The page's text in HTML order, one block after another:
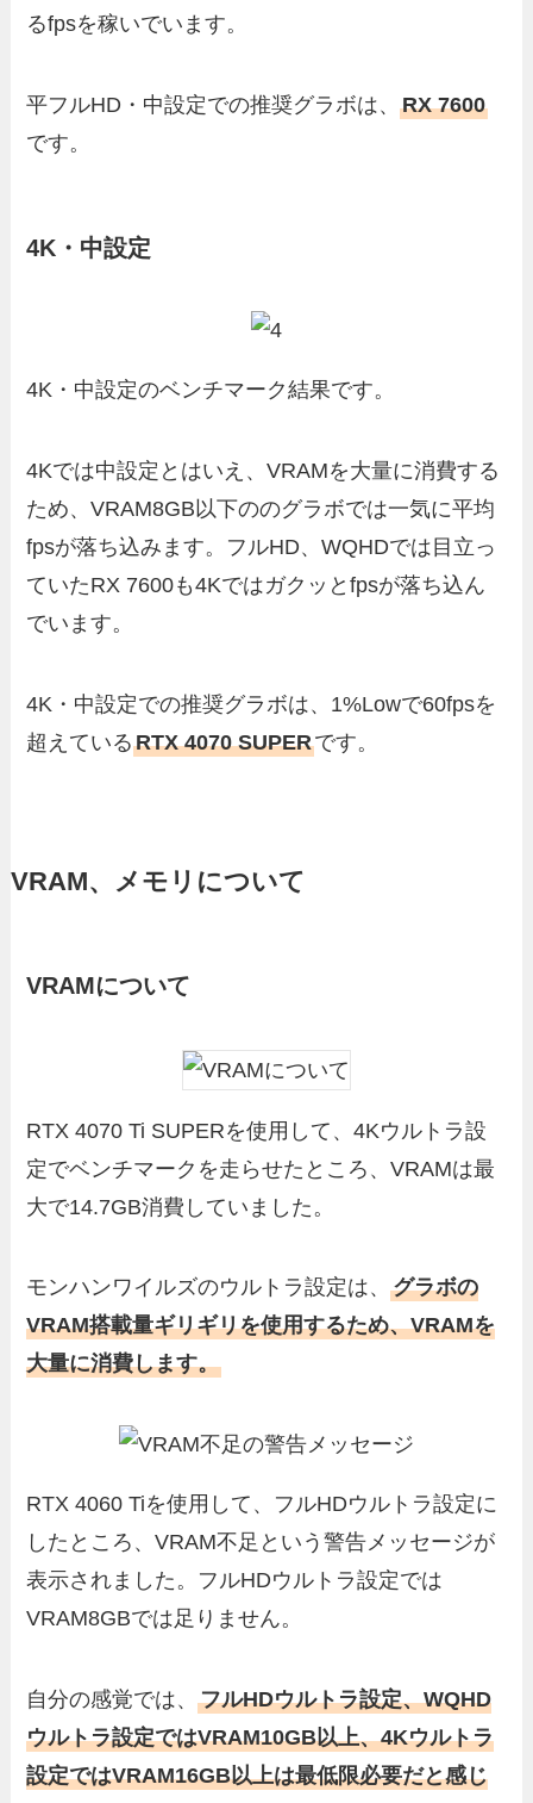
るfpsを稼いでいます。
平フルHD・中設定での推奨グラボは、RX 7600
です。
4K・中設定
4K・中設定のベンチマーク結果です。
4Kでは中設定とはいえ、VRAMを大量に消費する
ため、VRAM8GB以下ののグラボでは一気に平均
fpsが落ち込みます。フルHD、WQHDでは目立っ
ていたRX 7600も4Kではガクッとfpsが落ち込ん
でいます。
4K・中設定での推奨グラボは、1%Lowで60fpsを
超えているRTX 4070 SUPERです。
VRAM、メモリについて
VRAMについて
RTX 4070 Ti SUPERを使用して、4Kウルトラ設
定でベンチマークを走らせたところ、VRAMは最
大で14.7GB消費していました。
モンハンワイルズのウルトラ設定は、グラボの
VRAM搭載量ギリギリを使用するため、VRAMを
大量に消費します。
RTX 4060 Tiを使用して、フルHDウルトラ設定に
したところ、VRAM不足という警告メッセージが
表示されました。フルHDウルトラ設定では
VRAM8GBでは足りません。
自分の感覚では、フルHDウルトラ設定、WQHD
ウルトラ設定ではVRAM10GB以上、4Kウルトラ
設定ではVRAM16GB以上は最低限必要だと感じ